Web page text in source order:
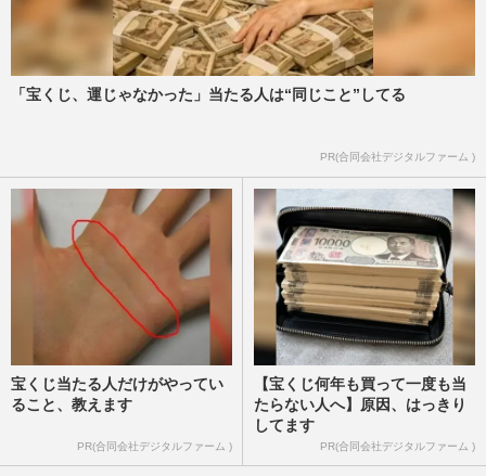
「宝くじ、運じゃなかった」当たる人は“同じこと”してる
PR(合同会社デジタルファーム )
宝くじ当たる人だけがやってい
ること、教えます
PR(合同会社デジタルファーム )
【宝くじ何年も買って一度も当
たらない人へ】原因、はっきり
してます
PR(合同会社デジタルファーム )